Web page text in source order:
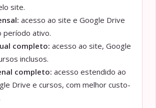
site.
acesso ao site e Google Drive
período ativo.
completo: acesso ao site, Google
inclusos.
completo: acesso estendido ao
Drive e cursos, com melhor custo-